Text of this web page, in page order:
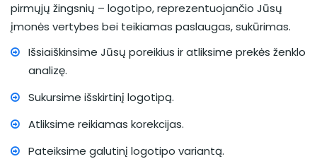
pirmųjų žingsnių – logotipo, reprezentuojančio Jūsų
įmonės vertybes bei teikiamas paslaugas, sukūrimas.
Išsiaiškinsime Jūsų poreikius ir atliksime prekės ženklo
analizę.
Sukursime išskirtinį logotipą.
Atliksime reikiamas korekcijas.
Pateiksime galutinį logotipo variantą.